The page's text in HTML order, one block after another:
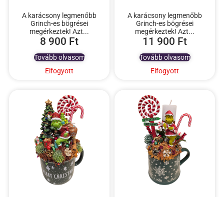
Elfogyott
8 900 Ft
A karácsony legmenőbb
Grinch-es bögrései
megérkeztek! Azt...
Tovább olvasom
Elfogyott
11 900 Ft
A karácsony legmenőbb
Grinch-es bögrései
megérkeztek! Azt...
Tovább olvasom